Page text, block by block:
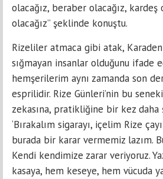
olacağız, beraber olacağız, kardeş
olacağız” şeklinde konuştu.
Rizeliler atmaca gibi atak,
sığmayan insanlar olduğunu ifade
hemşerilerim aynı zamanda son
esprilidir. Rize Günleri’nin bu
zekasına, pratikliğine bir kez daha
‘Bırakalım sigarayı, içelim Rize
burada bir karar vermemiz lazım.
Kendi kendimize zarar veriyoruz.
kasaya, hem keseye, hem vücuda